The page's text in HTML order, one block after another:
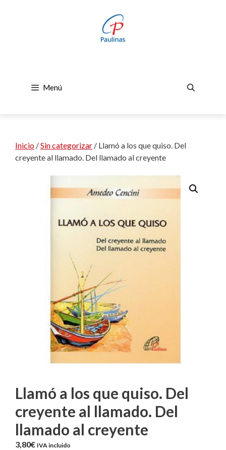
Menú
Inicio /Sin categorizar / Llamó a los que quiso. Del
creyente al llamado. Del llamado al creyente
Llamó a los que quiso. Del
creyente al llamado. Del
llamado al creyente
3,80€ IVA incluido